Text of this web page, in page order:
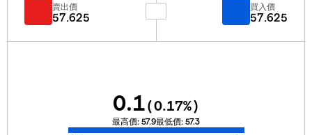
賣出價
57.625
買入價
57.625
0.1(0.17%)
最高價: 57.9最低價: 57.3